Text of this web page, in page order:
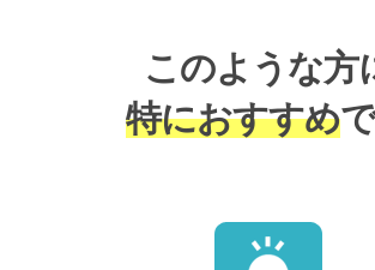
このような方
特におすすめ